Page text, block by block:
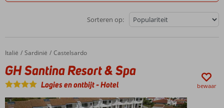
Sorteren op:
Home
Italië Sardinië Castelsardo
GH Santina Resort & Spa
GH Santina Resort & Spa
Logies en ontbijt-Hotel bewaar